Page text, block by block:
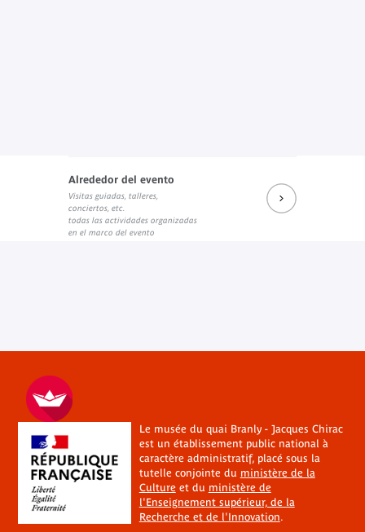
Alrededor del evento
Visitas guiadas, talleres,
conciertos, etc.
todas las actividades organizadas
en el marco del evento
Le musée du quai Branly - Jacques Chirac
est un établissement public national à
caractère administratif, placé sous la
tutelle conjointe du ministère de la
Cultureet du ministère de
l'Enseignement supérieur, de la
Recherche et de l'Innovation.